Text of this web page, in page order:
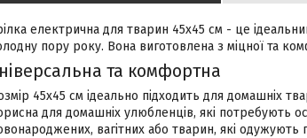
електрична для тварин 45х45 см - це
пору року. Вона виготовлена з міцної та
та комфортна
45x45 см ідеально підходить для домашніх
для домашніх улюбленців, які потребують
вагітних або тварин, які одужують